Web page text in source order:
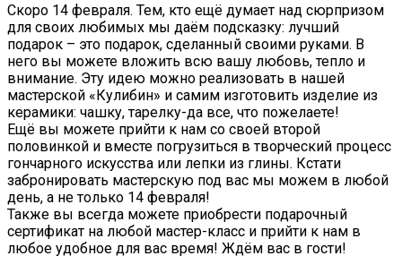
Скоро 14 февраля. Тем, кто ещё думает над сюрпризом
для своих любимых мы даём подсказку: лучший
подарок – это подарок, сделанный своими руками. В
него вы можете вложить всю вашу любовь, тепло и
внимание. Эту идею можно реализовать в нашей
мастерской «Кулибин» и самим изготовить изделие из
керамики: чашку, тарелку-да все, что пожелаете!
Ещё вы можете прийти к нам со своей второй
половинкой и вместе погрузиться в творческий процесс
гончарного искусства или лепки из глины. Кстати
забронировать мастерскую под вас мы можем в любой
день, а не только 14 февраля!
Также вы всегда можете приобрести подарочный
сертификат на любой мастер-класс и прийти к нам в
любое удобное для вас время! Ждём вас в гости!